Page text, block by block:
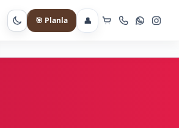
Gece moduna geç
🎯 Planla 👤